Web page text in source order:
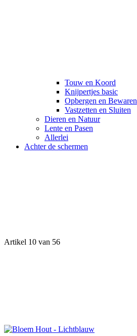
Touw en Koord
Knijpertjes basic
Opbergen en Bewaren
Vastzetten en Sluiten
Dieren en Natuur
Lente en Pasen
Allerlei
Achter de schermen
Artikel 10 van 56